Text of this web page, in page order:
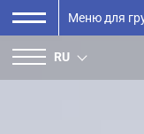
Меню для
RU